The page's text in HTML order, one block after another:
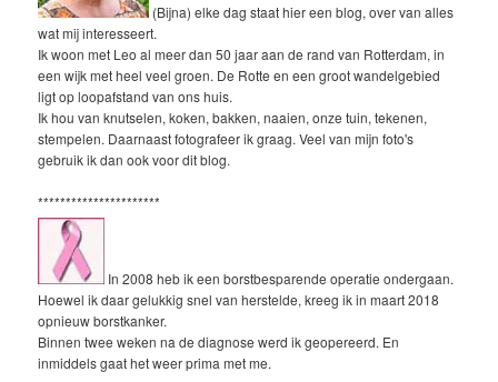
(Bijna) elke dag staat hier een blog, over van alles
wat mij interesseert.
Ik woon met Leo al meer dan 50 jaar aan de rand van Rotterdam, in
een wijk met heel veel groen. De Rotte en een groot wandelgebied
ligt op loopafstand van ons huis.
Ik hou van knutselen, koken, bakken, naaien, onze tuin, tekenen,
stempelen. Daarnaast fotografeer ik graag. Veel van mijn foto's
gebruik ik dan ook voor dit blog.
**********************
In 2008 heb ik een borstbesparende operatie ondergaan.
Hoewel ik daar gelukkig snel van herstelde, kreeg ik in maart 2018
opnieuw borstkanker.
Binnen twee weken na de diagnose werd ik geopereerd. En
inmiddels gaat het weer prima met me.